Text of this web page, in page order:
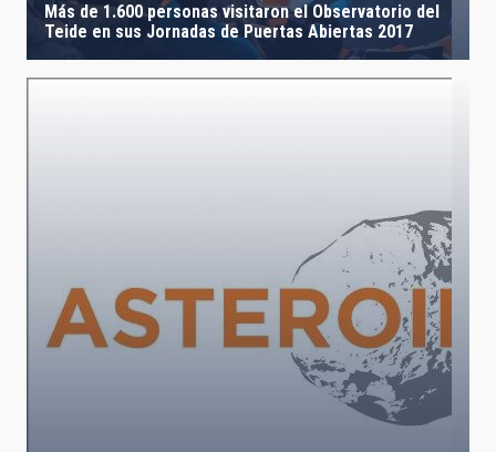
Más de 1.600 personas visitaron el Observatorio del
Teide en sus Jornadas de Puertas Abiertas 2017